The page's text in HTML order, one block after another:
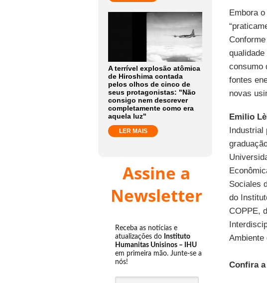
A terrível explosão atômica
de Hiroshima contada
pelos olhos de cinco de
seus protagonistas: "Não
consigo nem descrever
completamente como era
aquela luz"
LER MAIS
Assine a
Newsletter
Receba as notícias e
atualizações do Instituto
Humanitas Unisinos – IHU
em primeira mão. Junte-se a
nós!
Embora
consumo
fontes
novas
Emilio
Industrial
Sociales
do
COPPE,
Ambiente
Confira